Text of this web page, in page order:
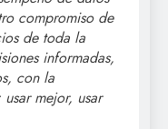
compromiso de
de toda la
informadas,
con la
mejor, usar